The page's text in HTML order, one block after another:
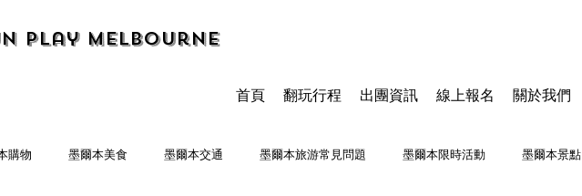
Play Melbourne
首頁 翻玩行程 出團資訊 線上報名 關於我們
購物 墨爾本美食 墨爾本交通 墨爾本旅游常見問題 墨爾本限時活動 墨爾本景點